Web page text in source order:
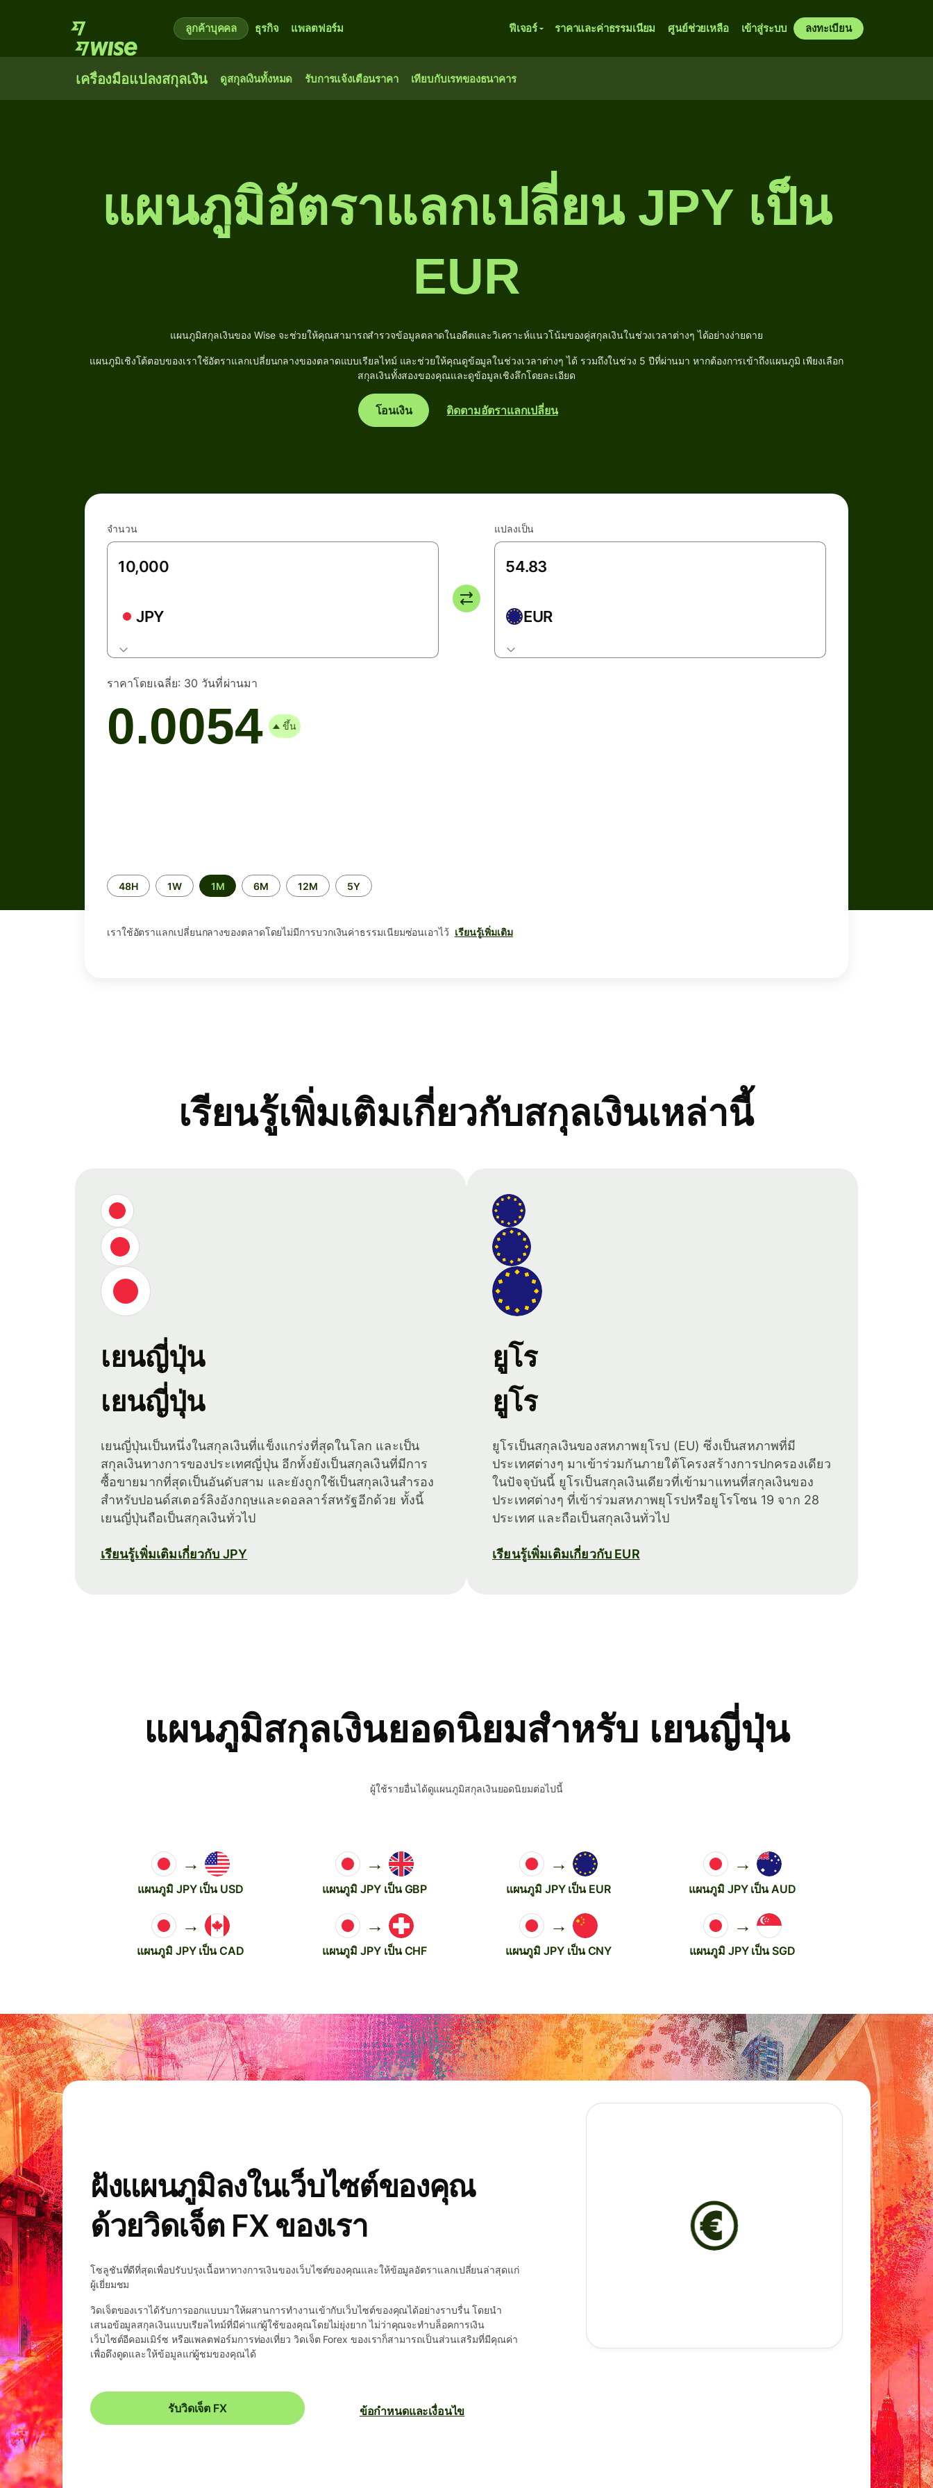
ลูกค้าบุคคล ธุรกิจ แพลตฟอร์ม ฟีเจอร์ ราคาและค่าธรรมเนียม ศูนย์ช่วยเหลือ เข้าสู่ระบบ ลงทะเบียน
เครื่องมือแปลงสกุลเงิน ดูสกุลเงินทั้งหมด รับการแจ้งเตือนราคา เทียบกับเรทของธนาคาร
แผนภูมิอัตราแลกเปลี่ยน JPY เป็น
EUR
แผนภูมิสกุลเงินของ Wise จะช่วยให้คุณสามารถสำรวจข้อมูลตลาดในอดีตและวิเคราะห์แนวโน้มของคู่สกุลเงินในช่วงเวลาต่างๆ ได้อย่างง่ายดาย
แผนภูมิเชิงโต้ตอบของเราใช้อัตราแลกเปลี่ยนกลางของตลาดแบบเรียลไทม์ และช่วยให้คุณดูข้อมูลในช่วงเวลาต่างๆ ได้ รวมถึงในช่วง 5 ปีที่ผ่านมา หากต้องการเข้าถึงแผนภูมิ เพียงเลือก
สกุลเงินทั้งสองของคุณและดูข้อมูลเชิงลึกโดยละเอียด
โอนเงิน ติดตามอัตราแลกเปลี่ยน
จำนวน
JPY
แปลงเป็น
EUR
ราคาโดยเฉลี่ย: 30 วันที่ผ่านมา
0.0054 ขึ้น
ระยะ
เวลา
48H 1W 1M 6M 12M 5Y
เราใช้อัตราแลกเปลี่ยนกลางของตลาดโดยไม่มีการบวกเงินค่าธรรมเนียมซ่อนเอาไว้ เรียนรู้เพิ่มเติม
เรียนรู้เพิ่มเติมเกี่ยวกับสกุลเงินเหล่านี้
เยนญี่ปุ่น
เยนญี่ปุ่น
เยนญี่ปุ่นเป็นหนึ่งในสกุลเงินที่แข็งแกร่งที่สุดในโลก และเป็น
สกุลเงินทางการของประเทศญี่ปุ่น อีกทั้งยังเป็นสกุลเงินที่มีการ
ซื้อขายมากที่สุดเป็นอันดับสาม และยังถูกใช้เป็นสกุลเงินสำรอง
สำหรับปอนด์สเตอร์ลิงอังกฤษและดอลลาร์สหรัฐอีกด้วย ทั้งนี้
เยนญี่ปุ่นถือเป็นสกุลเงินทั่วไป
เรียนรู้เพิ่มเติมเกี่ยวกับ JPY
ยูโร
ยูโร
ยูโรเป็นสกุลเงินของสหภาพยุโรป (EU) ซึ่งเป็นสหภาพที่มี
ประเทศต่างๆ มาเข้าร่วมกันภายใต้โครงสร้างการปกครองเดียว
ในปัจจุบันนี้ ยูโรเป็นสกุลเงินเดียวที่เข้ามาแทนที่สกุลเงินของ
ประเทศต่างๆ ที่เข้าร่วมสหภาพยุโรปหรือยูโรโซน 19 จาก 28
ประเทศ และถือเป็นสกุลเงินทั่วไป
เรียนรู้เพิ่มเติมเกี่ยวกับ EUR
แผนภูมิสกุลเงินยอดนิยมสำหรับ เยนญี่ปุ่น
ผู้ใช้รายอื่นได้ดูแผนภูมิสกุลเงินยอดนิยมต่อไปนี้
→
แผนภูมิ JPY เป็น USD
→
แผนภูมิ JPY เป็น GBP
→
แผนภูมิ JPY เป็น EUR
→
แผนภูมิ JPY เป็น AUD
→
แผนภูมิ JPY เป็น CAD
→
แผนภูมิ JPY เป็น CHF
→
แผนภูมิ JPY เป็น CNY
→
แผนภูมิ JPY เป็น SGD
ฝังแผนภูมิลงในเว็บไซต์ของคุณ
ด้วยวิดเจ็ต FX ของเรา
โซลูชันที่ดีที่สุดเพื่อปรับปรุงเนื้อหาทางการเงินของเว็บไซต์ของคุณและให้ข้อมูลอัตราแลกเปลี่ยนล่าสุดแก่
ผู้เยี่ยมชม
วิดเจ็ตของเราได้รับการออกแบบมาให้ผสานการทำงานเข้ากับเว็บไซต์ของคุณได้อย่างราบรื่น โดยนำ
เสนอข้อมูลสกุลเงินแบบเรียลไทม์ที่มีค่าแก่ผู้ใช้ของคุณโดยไม่ยุ่งยาก ไม่ว่าคุณจะทำบล็อคการเงิน
เว็บไซต์อีคอมเมิร์ซ หรือแพลตฟอร์มการท่องเที่ยว วิดเจ็ต Forex ของเราก็สามารถเป็นส่วนเสริมที่มีคุณค่า
เพื่อดึงดูดและให้ข้อมูลแก่ผู้ชมของคุณได้
รับวิดเจ็ต FX ข้อกำหนดและเงื่อนไข